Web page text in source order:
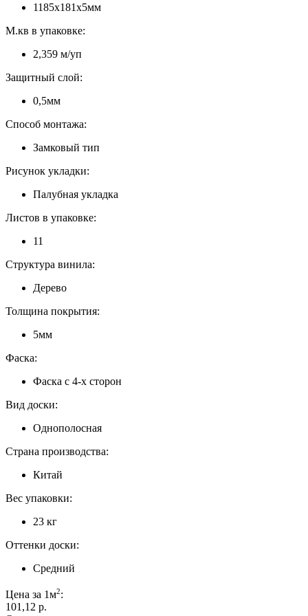
1185х181х5мм
М.кв в упаковке:
2,359 м/уп
Защитный слой:
0,5мм
Способ монтажа:
Замковый тип
Рисунок укладки:
Палубная укладка
Листов в упаковке:
11
Структура винила:
Дерево
Толщина покрытия:
5мм
Фаска:
Фаска с 4-х сторон
Вид доски:
Однополосная
Страна производства:
Китай
Вес упаковки:
23 кг
Оттенки доски:
Средний
Цена за 1м2:
101,12 p.